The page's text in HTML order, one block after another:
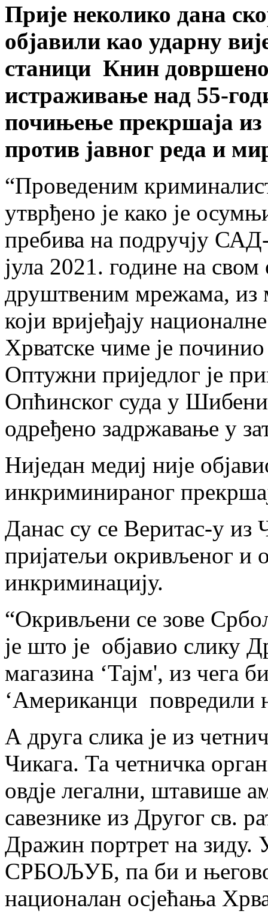
Прије неколико дана
објавили као ударну
станици Книн
истраживање над 55-
почињење прекршаја
против јавног реда и
“Проведеним
утврђено је како је
пребива на подручју
јула 2021. године на
друштвеним мрежама, из
који вријеђају
Хрватске чиме је
Оптужни приједлог је
Опћинског суда у
одређено задржавање у
Ниједан медиј није
инкриминираног
Данас су се Веритас-у из
пријатељи окривљеног и
инкриминацију.
“Окривљени се зове
је што је објавио слику
магазина ‘Тајм', из чега
‘Американци повредили
А друга слика је из
Чикага. Та четничка
овдје легални, штавише
савезнике из Другог св.
Дражин портрет на зиду.
СРБОЉУБ, па би и
националан осјећања